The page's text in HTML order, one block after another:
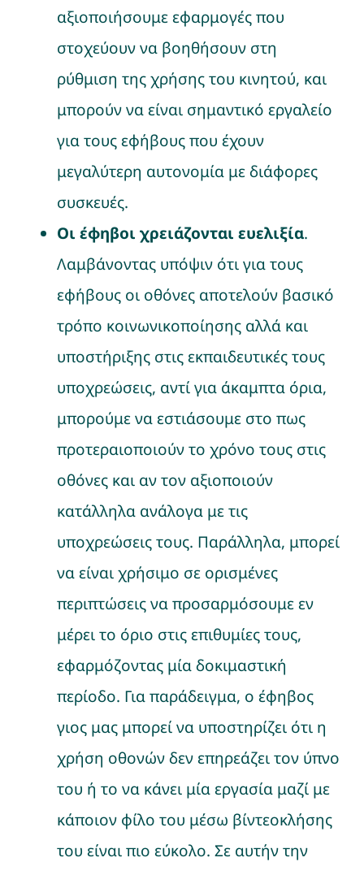
αξιοποιήσουμε εφαρμογές που
στοχεύουν να βοηθήσουν στη
ρύθμιση της χρήσης του κινητού, και
μπορούν να είναι σημαντικό εργαλείο
για τους εφήβους που έχουν
μεγαλύτερη αυτονομία με διάφορες
συσκευές.
Οι έφηβοι χρειάζονται ευελιξία.
Λαμβάνοντας υπόψιν ότι για τους
εφήβους οι οθόνες αποτελούν βασικό
τρόπο κοινωνικοποίησης αλλά και
υποστήριξης στις εκπαιδευτικές τους
υποχρεώσεις, αντί για άκαμπτα όρια,
μπορούμε να εστιάσουμε στο πως
προτεραιοποιούν το χρόνο τους στις
οθόνες και αν τον αξιοποιούν
κατάλληλα ανάλογα με τις
υποχρεώσεις τους. Παράλληλα, μπορεί
να είναι χρήσιμο σε ορισμένες
περιπτώσεις να προσαρμόσουμε εν
μέρει το όριο στις επιθυμίες τους,
εφαρμόζοντας μία δοκιμαστική
περίοδο. Για παράδειγμα, ο έφηβος
γιος μας μπορεί να υποστηρίζει ότι η
χρήση οθονών δεν επηρεάζει τον ύπνο
του ή το να κάνει μία εργασία μαζί με
κάποιον φίλο του μέσω βίντεοκλήσης
του είναι πιο εύκολο. Σε αυτήν την